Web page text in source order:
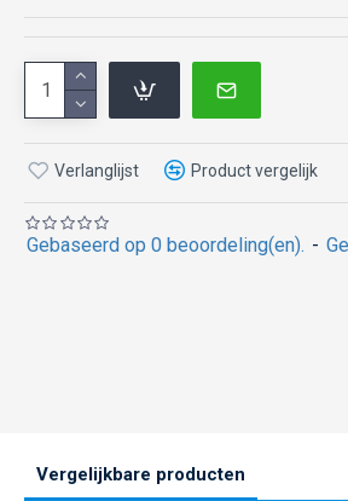
Gebaseerd op 0 beoordeling(en). -
Verlanglijst Product vergelijk
Vergelijkbare producten